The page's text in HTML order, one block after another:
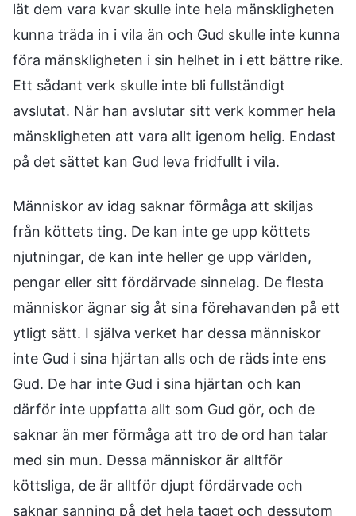
lät dem vara kvar skulle inte hela mänskligheten
kunna träda in i vila än och Gud skulle inte kunna
föra mänskligheten i sin helhet in i ett bättre rike.
Ett sådant verk skulle inte bli fullständigt
avslutat. När han avslutar sitt verk kommer hela
mänskligheten att vara allt igenom helig. Endast
på det sättet kan Gud leva fridfullt i vila.
Människor av idag saknar förmåga att skiljas
från köttets ting. De kan inte ge upp köttets
njutningar, de kan inte heller ge upp världen,
pengar eller sitt fördärvade sinnelag. De flesta
människor ägnar sig åt sina förehavanden på ett
ytligt sätt. I själva verket har dessa människor
inte Gud i sina hjärtan alls och de räds inte ens
Gud. De har inte Gud i sina hjärtan och kan
därför inte uppfatta allt som Gud gör, och de
saknar än mer förmåga att tro de ord han talar
med sin mun. Dessa människor är alltför
köttsliga, de är alltför djupt fördärvade och
saknar sanning på det hela taget och dessutom